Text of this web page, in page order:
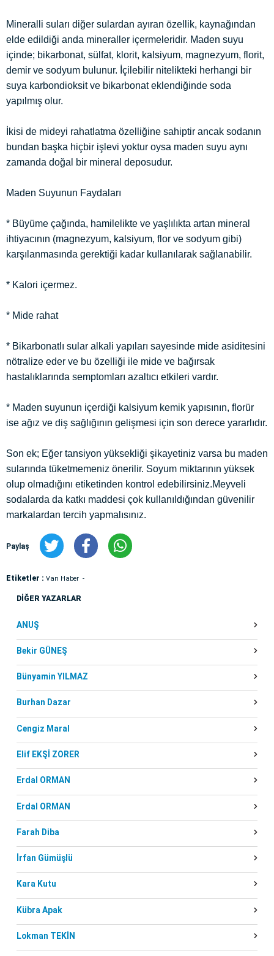
Mineralli suları diğer sulardan ayıran özellik, kaynağından
elde edildiği anda mineraller içermeleridir. Maden suyu
içinde; bikarbonat, sülfat, klorit, kalsiyum, magnezyum, florit,
demir ve sodyum bulunur. İçilebilir nitelikteki herhangi bir
suya karbondioksit ve bikarbonat eklendiğinde soda
yapılmış olur.
İkisi de mideyi rahatlatma özelliğine sahiptir ancak sodanın
bundan başka hiçbir işlevi yoktur oysa maden suyu aynı
zamanda doğal bir mineral deposudur.
Maden Suyunun Faydaları
* Büyüme çağında, hamilelikte ve yaşlılıkta artan mineral
ihtiyacının (magnezyum, kalsiyum, flor ve sodyum gibi)
karşılanmasında gerektiği kadar kullanılarak sağlanabilir.
* Kalori içermez.
* Mide rahat
* Bikarbonatlı sular alkali yapıları sayesinde mide asiditesini
nötralize eder ve bu özelliği ile mide ve bağırsak
hastalıklarında semptomları azaltıcı etkileri vardır.
* Maden suyunun içerdiği kalsiyum kemik yapısının, florür
ise ağız ve diş sağlığının gelişmesi için son derece yararlıdır.
Son ek; Eğer tansiyon yüksekliği şikayetiniz varsa bu maden
sularında tüketmemeniz önerilir. Soyum miktarının yüksek
olup olmadığını etiketinden kontrol edebilirsiniz.Meyveli
sodalarda da katkı maddesi çok kullanıldığından güvenilir
markalardan tercih yapmalısınız.
Paylaş
Etiketler : Van Haber
DİĞER YAZARLAR
ANUŞ
Bekir GÜNEŞ
Bünyamin YILMAZ
Burhan Dazar
Cengiz Maral
Elif EKŞİ ZORER
Erdal ORMAN
Erdal ORMAN
Farah Diba
İrfan Gümüşlü
Kara Kutu
Kübra Apak
Lokman TEKİN